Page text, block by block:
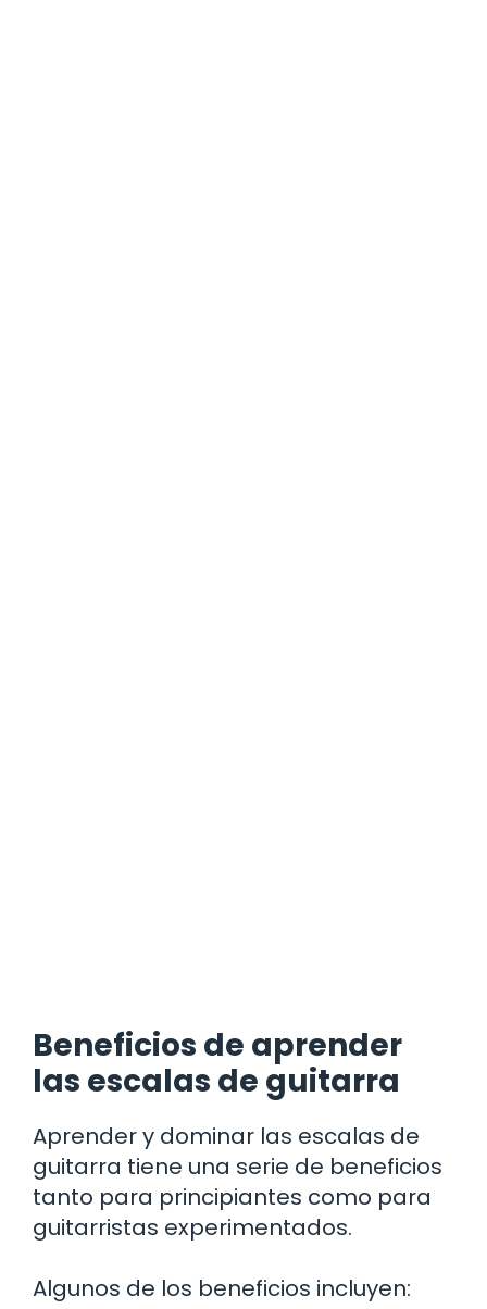
Beneficios de aprender
las escalas de guitarra
Aprender y dominar las escalas de
guitarra tiene una serie de beneficios
tanto para principiantes como para
guitarristas experimentados.
Algunos de los beneficios incluyen: